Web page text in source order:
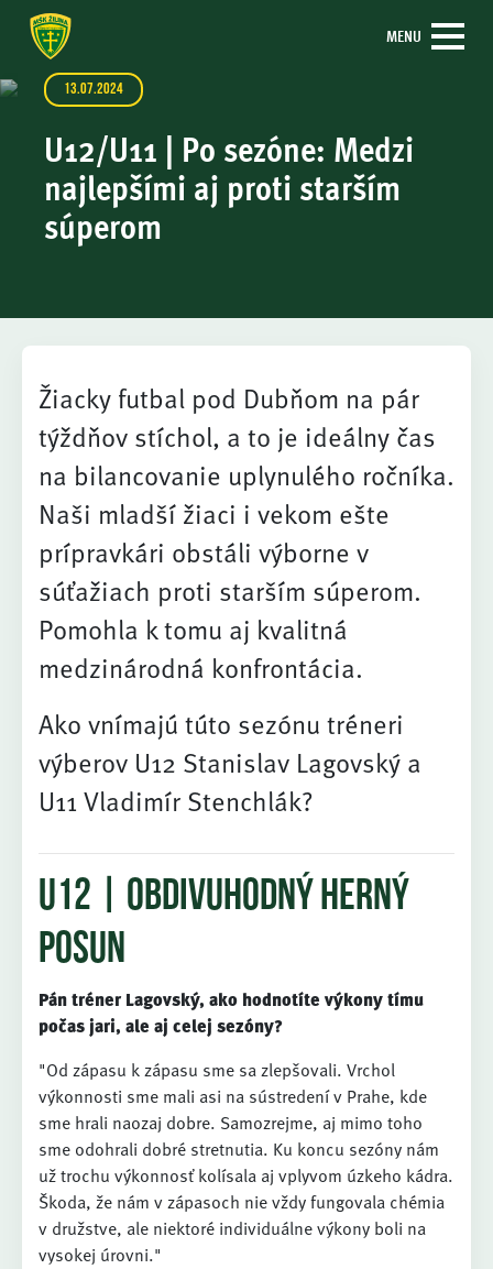
MENU
13.07.2024
U12/U11 | Po sezóne: Medzi
najlepšími aj proti starším
súperom
Žiacky futbal pod Dubňom na pár
týždňov stíchol, a to je ideálny čas
na bilancovanie uplynulého ročníka.
Naši mladší žiaci i vekom ešte
prípravkári obstáli výborne v
súťažiach proti starším súperom.
Pomohla k tomu aj kvalitná
medzinárodná konfrontácia.
Ako vnímajú túto sezónu tréneri
výberov U12 Stanislav Lagovský a
U11 Vladimír Stenchlák?
U12 | obdivuhodný herný
posun
Pán tréner Lagovský, ako hodnotíte výkony tímu
počas jari, ale aj celej sezóny?
"Od zápasu k zápasu sme sa zlepšovali. Vrchol
výkonnosti sme mali asi na sústredení v Prahe, kde
sme hrali naozaj dobre. Samozrejme, aj mimo toho
sme odohrali dobré stretnutia. Ku koncu sezóny nám
už trochu výkonnosť kolísala aj vplyvom úzkeho kádra.
Škoda, že nám v zápasoch nie vždy fungovala chémia
v družstve, ale niektoré individuálne výkony boli na
vysokej úrovni."